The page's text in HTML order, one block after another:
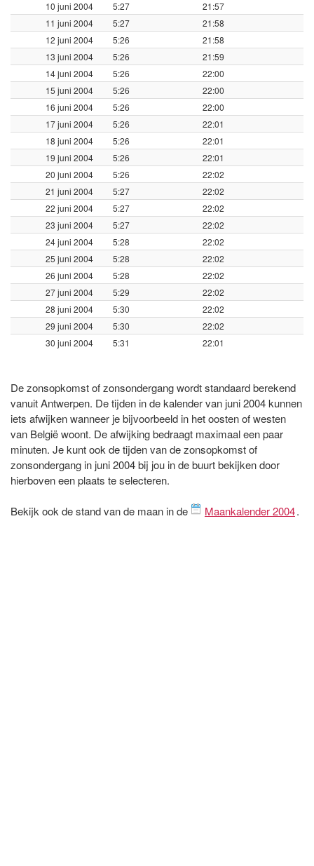
10 juni 2004 5:27
21:57
11 juni 2004
5:27
21:58
12 juni 2004
5:26
21:58
13 juni 2004
5:26
21:59
14 juni 2004
5:26
22:00
15 juni 2004
5:26
22:00
16 juni 2004
5:26
22:00
17 juni 2004
5:26
22:01
18 juni 2004
5:26
22:01
19 juni 2004
5:26
22:01
20 juni 2004
5:26
22:02
21 juni 2004
5:27
22:02
22 juni 2004
5:27
22:02
23 juni 2004
5:27
22:02
24 juni 2004
5:28
22:02
25 juni 2004
5:28
22:02
26 juni 2004
5:28
22:02
27 juni 2004
5:29
22:02
28 juni 2004
5:30
22:02
29 juni 2004
5:30
22:02
30 juni 2004
5:31 22:01
De zonsopkomst of zonsondergang wordt standaard berekend
vanuit Antwerpen. De tijden in de kalender van juni 2004 kunnen
iets afwijken wanneer je bijvoorbeeld in het oosten of westen
van België woont. De afwijking bedraagt maximaal een paar
minuten. Je kunt ook de tijden van de zonsopkomst of
zonsondergang in juni 2004 bij jou in de buurt bekijken door
hierboven een plaats te selecteren.
Bekijk ook de stand van de maan in de Maankalender 2004.